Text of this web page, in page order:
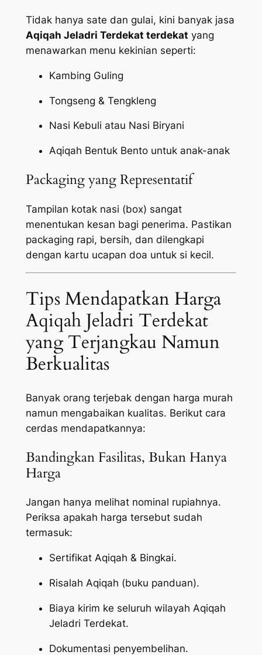
Tidak hanya sate dan gulai, kini banyak jasa
Aqiqah Jeladri Terdekat terdekat yang
menawarkan menu kekinian seperti:
Kambing Guling
Tongseng & Tengkleng
Nasi Kebuli atau Nasi Biryani
Aqiqah Bentuk Bento untuk anak-anak
Packaging yang Representatif
Tampilan kotak nasi (box) sangat
menentukan kesan bagi penerima. Pastikan
packaging rapi, bersih, dan dilengkapi
dengan kartu ucapan doa untuk si kecil.
Tips Mendapatkan Harga
Aqiqah Jeladri Terdekat
yang Terjangkau Namun
Berkualitas
Banyak orang terjebak dengan harga murah
namun mengabaikan kualitas. Berikut cara
cerdas mendapatkannya:
Bandingkan Fasilitas, Bukan Hanya
Harga
Jangan hanya melihat nominal rupiahnya.
Periksa apakah harga tersebut sudah
termasuk:
Sertifikat Aqiqah & Bingkai.
Risalah Aqiqah (buku panduan).
Biaya kirim ke seluruh wilayah Aqiqah
Jeladri Terdekat.
Dokumentasi penyembelihan.